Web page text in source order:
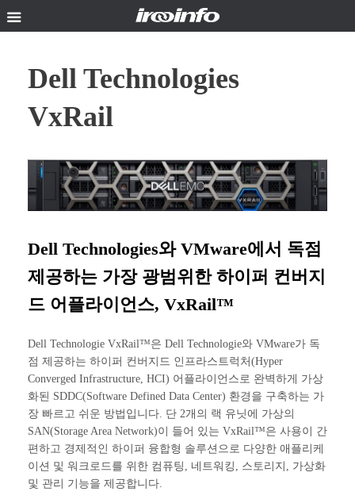
contentDell Technologies
VxRail
Dell Technologies와 VMware에서 독점
제공하는 가장 광범위한 하이퍼 컨버지
드 어플라이언스, VxRail™
Dell Technologie VxRail™은 Dell Technologie와 VMware가 독
점 제공하는 하이퍼 컨버지드 인프라스트럭처(Hyper
Converged Infrastructure, HCI) 어플라이언스로 완벽하게 가상
화된 SDDC(Software Defined Data Center) 환경을 구축하는 가
장 빠르고 쉬운 방법입니다. 단 2개의 랙 유닛에 가상의
SAN(Storage Area Network)이 들어 있는 VxRail™은 사용이 간
편하고 경제적인 하이퍼 융합형 솔루션으로 다양한 애플리케
이션 및 워크로드를 위한 컴퓨팅, 네트워킹, 스토리지, 가상화
및 관리 기능을 제공합니다.